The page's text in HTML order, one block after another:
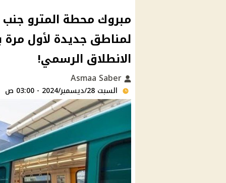
مبروك محطة المترو جنب
لمناطق جديدة لأول
الانطلاق الرسمي!
السبت 28/ديسمبر/2024 - 03:00 ص